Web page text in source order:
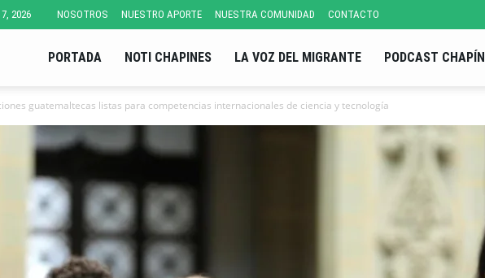
2026 NOSOTROS NUESTRO APORTE NUESTRA COMUNIDAD CONTACTO
PORTADA NOTI CHAPINES LA VOZ DEL MIGRANTE PODCAST CHAPÍN
guatemaltecas listas para competencias internacionales de ciencia y tecnología